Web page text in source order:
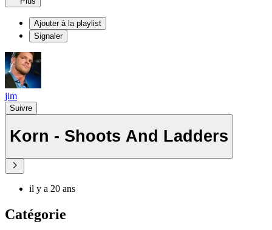
Ajouter à la playlist
Signaler
jim
Suivre
Korn - Shoots And Ladders
il y a 20 ans
Catégorie